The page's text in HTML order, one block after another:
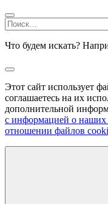
Найти:
Что будем искать?
Этот сайт использует
соглашаетесь на их
дополнительной
с информацией о наших
отношении файлов